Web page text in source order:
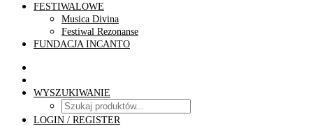
FESTIWALOWE
Musica Divina
Festiwal Rezonanse
FUNDACJA INCANTO
WYSZUKIWANIE
LOGIN / REGISTER